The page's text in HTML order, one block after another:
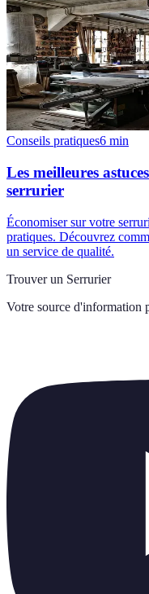
Conseils pratiques6 min
Les meilleures
serrurier
Économiser sur votre
pratiques. Découvrez
un service de qualité.
Trouver un Serrurier
Votre source d'information